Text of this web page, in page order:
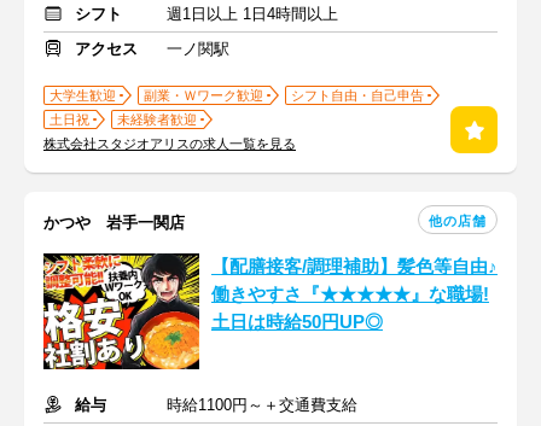
シフト
週1日以上 1日4時間以上
アクセス
一ノ関駅
大学生歓迎 副業・Ｗワーク歓迎
シフト自由・自己申告
土日祝
未経験者歓迎
株式会社スタジオアリスの求人一覧を見る
かつや 岩手一関店 他の店舗
【配膳接客/調理補助】髪色等自由♪
働きやすさ『★★★★★』な職場!
土日は時給50円UP◎
給与
時給1100円～＋交通費支給